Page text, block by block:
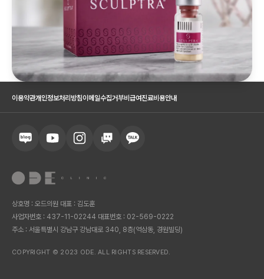
이용약관개인정보처리방침이메일수집거부비급여진료비용안내
상호명 : 오드의원 대표 : 김도훈
사업자번호 : 437-11-02244 대표번호 : 02-569-0222
주소 : 서울특별시 강남구 강남대로 340, 8층(역삼동, 경원빌딩)
COPYRIGHT © 2023 ODE. ALL RIGHTS RESERVED.